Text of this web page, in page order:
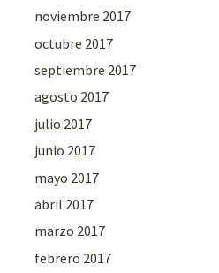
noviembre 2017
octubre 2017
septiembre 2017
agosto 2017
julio 2017
junio 2017
mayo 2017
abril 2017
marzo 2017
febrero 2017